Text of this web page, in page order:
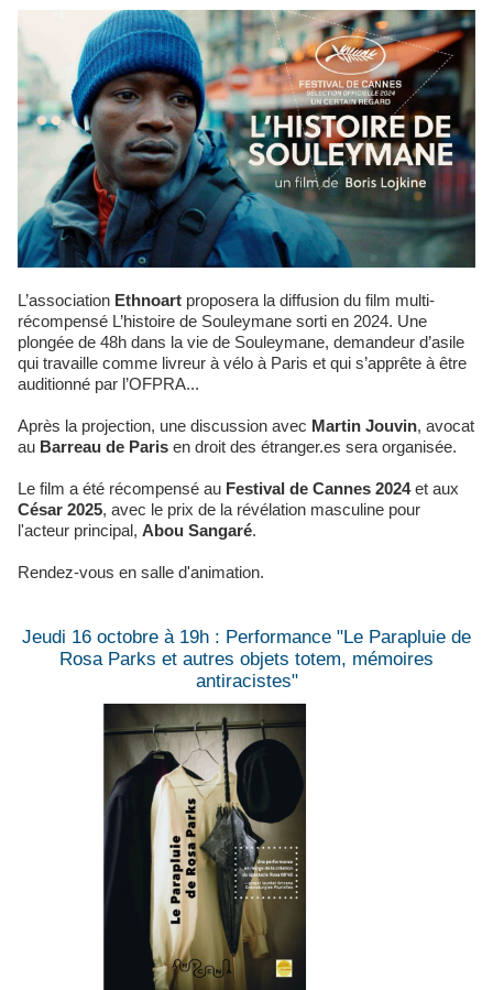
L’association Ethnoart proposera la diffusion du film multi-
récompensé L’histoire de Souleymane sorti en 2024. Une
plongée de 48h dans la vie de Souleymane, demandeur d’asile
qui travaille comme livreur à vélo à Paris et qui s’apprête à être
auditionné par l’OFPRA...
Après la projection, une discussion avec Martin Jouvin, avocat
au Barreau de Paris en droit des étranger.es sera organisée.
Le film a été récompensé au Festival de Cannes 2024et aux
César 2025, avec le prix de la révélation masculine pour
l'acteur principal, Abou Sangaré.
Rendez-vous en salle d'animation.
Jeudi 16 octobre à 19h : Performance "Le Parapluie de
Rosa Parks et autres objets totem, mémoires
antiracistes"